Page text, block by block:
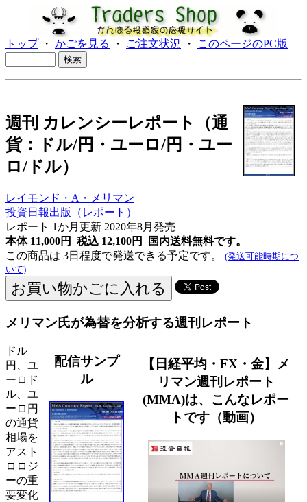
トップ・ かごを見る ・ ご注文状況 ・ このページのPC版
週刊 カレンシーレポート（通
貨：ドル/円・ユーロ/円・ユー
ロ/ドル）
レイモンド・A・メリマン
投資日報出版（レポート）
レポート 1か月更新 2020年8月発売
本体 11,000円 税込 12,100円
国内送料無料です。
この商品は 3日程度で発送できる予定です。 (発送可能時期につ
いて)
メリマン氏が為替を分析する週刊レポート
配信サンプ
ル
【日経平均・FX・金】メ
リマン週刊レポート
(MMA)は、こんなレポー
トです（動画）
ドル
円、ユ
ーロド
ル、ユ
ーロ円
の通貨
相場を
アスト
ロロジ
ーの重
要変化